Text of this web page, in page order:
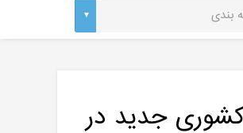
جدید در